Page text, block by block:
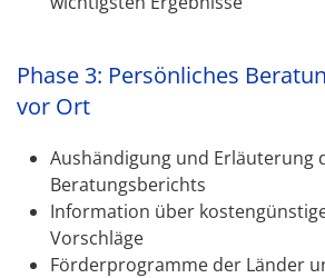
Phase 3: Persönliches
vor Ort
Aushändigung und Erläuterung
Beratungsberichts
Information über
Vorschläge
Förderprogramme der Länder